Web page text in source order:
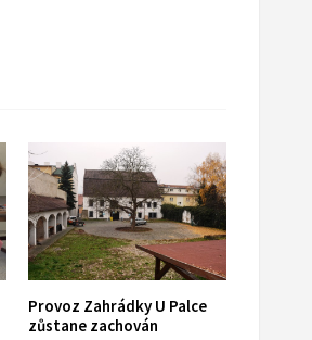
Provoz Zahrádky U Palce
zůstane zachován